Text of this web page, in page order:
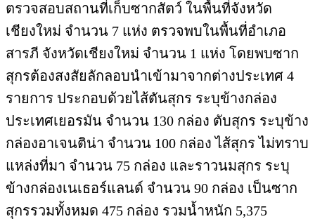
ตรวจสอบสถานที่เก็บซากสัตว์ ในพื้นที่จังหวัด
เชียงใหม่ จำนวน 7 แห่ง ตรวจพบในพื้นที่อำเภอ
สารภี จังหวัดเชียงใหม่ จำนวน 1 แห่ง โดยพบซาก
สุกรต้องสงสัยลักลอบนำเข้ามาจากต่างประเทศ 4
รายการ ประกอบด้วยไส้ตันสุกร ระบุข้างกล่อง
ประเทศเยอรมัน จำนวน 130 กล่อง ตับสุกร ระบุข้าง
กล่องอาเจนติน่า จำนวน 100 กล่อง ไส้สุกร ไม่ทราบ
แหล่งที่มา จำนวน 75 กล่อง และราวนมสุกร ระบุ
ข้างกล่องเนเธอร์แลนด์​ จำนวน 90 กล่อง เป็นซาก
สุกรรวมทั้งหมด 475 กล่อง รวมน้ำหนัก 5,375